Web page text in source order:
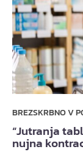
BREZSKRBNO V
“Jutranja
nujna